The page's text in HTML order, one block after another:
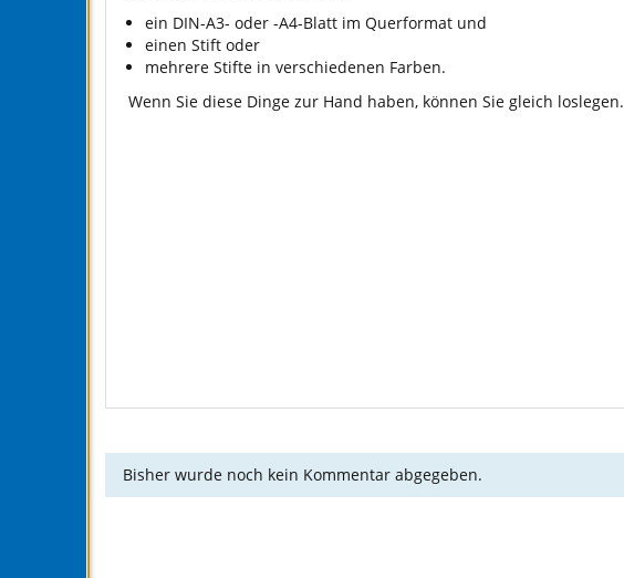
ein DIN-A3- oder -A4-Blatt im Querformat und
einen Stift oder
mehrere Stifte in verschiedenen Farben.
Wenn Sie diese Dinge zur Hand haben, können Sie gleich loslegen.
Bisher wurde noch kein Kommentar abgegeben.